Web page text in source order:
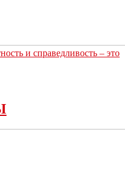
и справедливость – это